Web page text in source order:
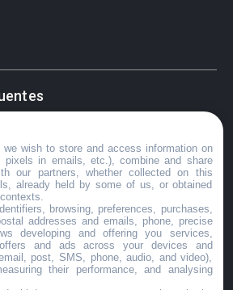
, we wish to store and access information on
pixels in emails, etc.), combine and share
our partners, whether collected on this
already held by some of us, or obtained
browsing, preferences, purchases,
addresses and emails, phone, precise
developing and offering you services,
and ads across your devices and
post, SMS, phone, audio, and video),
their performance, and analysing